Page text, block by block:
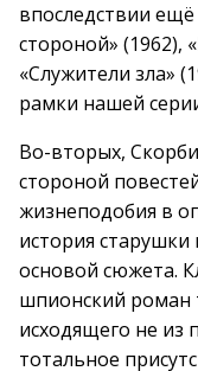
впоследствии
стороной» (1962),
«Служители зла»
рамки нашей
Во-вторых,
стороной
жизнеподобия в
история старушки
основой сюжета.
шпионский роман
исходящего не из
тотальное